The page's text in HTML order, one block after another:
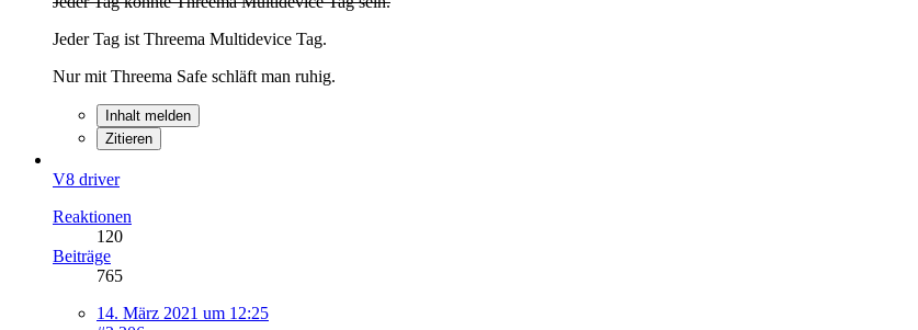
Jeder Tag ist Threema Multidevice Tag.
Nur mit Threema Safe schläft man ruhig.
Inhalt melden
Zitieren
V8 driver
Reaktionen
120
Beiträge
765
14. März 2021 um 12:25